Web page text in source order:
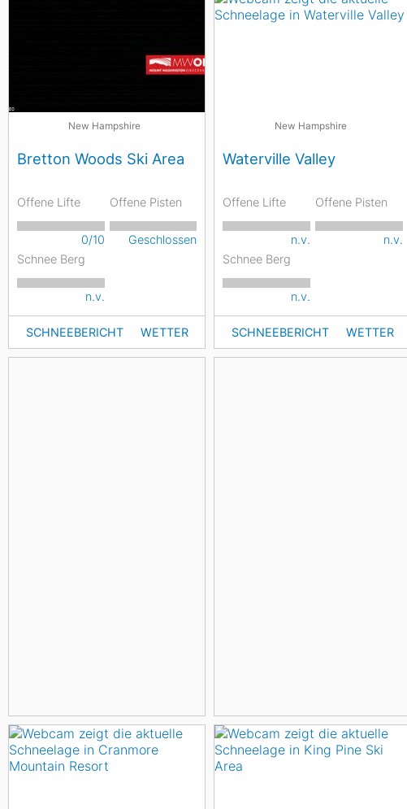
New Hampshire
Bretton Woods Ski Area
Offene Lifte
0/10
Offene Pisten
Geschlossen
Schnee Berg
n.v.
SCHNEEBERICHT WETTER
New Hampshire
Waterville Valley
Offene Lifte
n.v.
Offene Pisten
n.v.
Schnee Berg
n.v.
SCHNEEBERICHT WETTER